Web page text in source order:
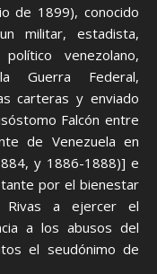
de 1899), conocido
militar, estadista,
venezolano,
Guerra Federal,
carteras y enviado
Falcón entre
de Venezuela en
y 1886-1888)] e
por el bienestar
Rivas a ejercer el
a los abusos del
el seudónimo de